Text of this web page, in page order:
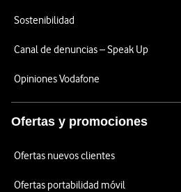
Sostenibilidad
Canal de denuncias – Speak Up
Opiniones Vodafone
Ofertas y promociones
Ofertas nuevos clientes
Ofertas portabilidad móvil